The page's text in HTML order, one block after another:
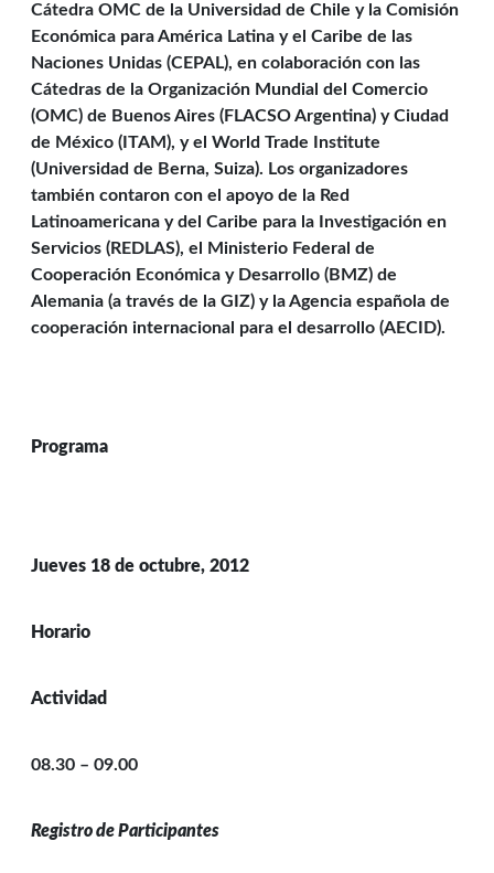
Cátedra OMC de la Universidad de Chile y la Comisión
Económica para América Latina y el Caribe de las
Naciones Unidas (CEPAL), en colaboración con las
Cátedras de la Organización Mundial del Comercio
(OMC) de Buenos Aires (FLACSO Argentina) y Ciudad
de México (ITAM), y el World Trade Institute
(Universidad de Berna, Suiza). Los organizadores
también contaron con el apoyo de la Red
Latinoamericana y del Caribe para la Investigación en
Servicios (REDLAS), el Ministerio Federal de
Cooperación Económica y Desarrollo (BMZ) de
Alemania (a través de la GIZ) y la Agencia española de
cooperación internacional para el desarrollo (AECID).
Programa
Jueves 18 de octubre, 2012
Horario
Actividad
08.30 – 09.00
Registro de Participantes